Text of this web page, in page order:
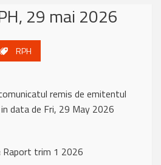
29 mai 2026
RPH
remis de emitentul
data de Fri, 29 May 2026
Raport trim 1 2026